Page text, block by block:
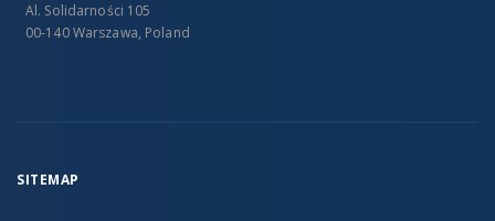
Al. Solidarności 105
00-140 Warszawa, Poland
SITEMAP